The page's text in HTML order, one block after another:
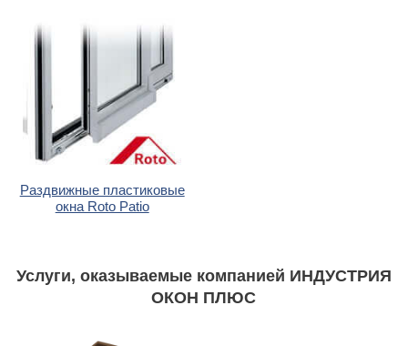
Раздвижные пластиковые
окна Roto Patio
Услуги, оказываемые компанией ИНДУСТРИЯ
ОКОН ПЛЮС